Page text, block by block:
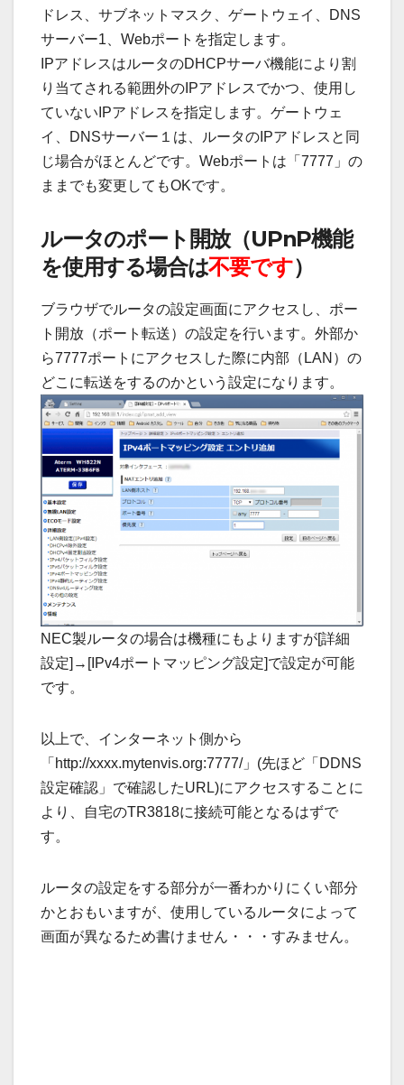
ドレス、サブネットマスク、ゲートウェイ、DNS
サーバー1、Webポートを指定します。
IPアドレスはルータのDHCPサーバ機能により割
り当てされる範囲外のIPアドレスでかつ、使用し
ていないIPアドレスを指定します。ゲートウェ
イ、DNSサーバー１は、ルータのIPアドレスと同
じ場合がほとんどです。Webポートは「7777」の
ままでも変更してもOKです。
ルータのポート開放（UPnP機能
を使用する場合は不要です）
ブラウザでルータの設定画面にアクセスし、ポー
ト開放（ポート転送）の設定を行います。外部か
ら7777ポートにアクセスした際に内部（LAN）の
どこに転送をするのかという設定になります。
NEC製ルータの場合は機種にもよりますが[詳細
設定]→[IPv4ポートマッピング設定]で設定が可能
です。
以上で、インターネット側から
「http://xxxx.mytenvis.org:7777/」(先ほど「DDNS
設定確認」で確認したURL)にアクセスすることに
より、自宅のTR3818に接続可能となるはずで
す。
ルータの設定をする部分が一番わかりにくい部分
かとおもいますが、使用しているルータによって
画面が異なるため書けません・・・すみません。